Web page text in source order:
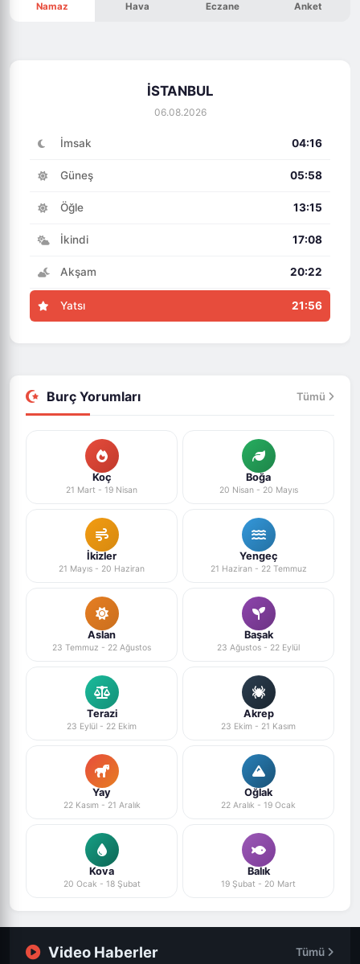
Namaz Hava Eczane Anket
İSTANBUL
06.08.2026
İmsak 04:16
Güneş 05:58
Öğle 13:15
İkindi 17:08
Akşam 20:22
Yatsı 21:56
Burç Yorumları Tümü
Koç
21 Mart - 19 Nisan
Boğa
20 Nisan - 20 Mayıs
İkizler
21 Mayıs - 20 Haziran
Yengeç
21 Haziran - 22 Temmuz
Aslan
23 Temmuz - 22 Ağustos
Başak
23 Ağustos - 22 Eylül
Terazi
23 Eylül - 22 Ekim
Akrep
23 Ekim - 21 Kasım
Yay
22 Kasım - 21 Aralık
Oğlak
22 Aralık - 19 Ocak
Kova
20 Ocak - 18 Şubat
Balık
19 Şubat - 20 Mart
Video Haberler Tümü